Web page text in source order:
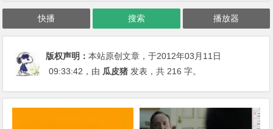
快播 搜索 播放器
版权声明：本站原创文章，于2012年03月11日
09:33:42 ，由 瓜皮猪 发表，共 216 字。